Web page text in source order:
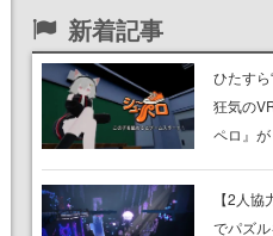
新着記事
ひたすら
狂気の
ペロ』
ャッチ
飯より
【2人
でパズ